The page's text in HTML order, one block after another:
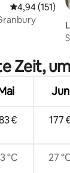
23
4,94 (151)
Zeit,
Jun
€ 177
°C 27